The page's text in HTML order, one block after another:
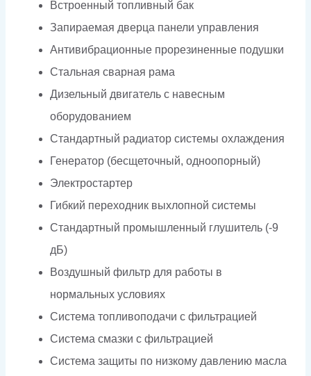
Встроенный топливный бак
Запираемая дверца панели управления
Антивибрационные прорезиненные подушки
Стальная сварная рама
Дизельный двигатель с навесным
оборудованием
Стандартный радиатор системы охлаждения
Генератор (бесщеточный, одноопорный)
Электростартер
Гибкий переходник выхлопной системы
Стандартный промышленный глушитель (-9
дБ)
Воздушный фильтр для работы в
нормальных условиях
Система топливоподачи с фильтрацией
Система смазки с фильтрацией
Система защиты по низкому давлению масла